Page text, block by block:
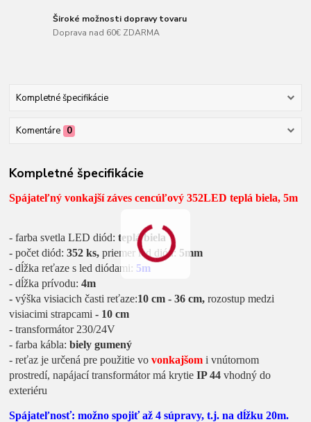
Široké možnosti dopravy tovaru
Doprava nad 60€ ZDARMA
Kompletné špecifikácie
Komentáre 0
Kompletné špecifikácie
Spájateľný vonkajší záves cencúľový 352LED teplá biela, 5m
- farba svetla LED diód:teplá biela
- počet diód:352 ks,priemer led diód: 5mm
- dĺžka reťaze s led diódami: 5m
- dĺžka prívodu:4m
- výška visiacich časti reťaze:10 cm - 36 cm,rozostup medzi
visiacimi strapcami - 10 cm
- transformátor 230/24V
- farba kábla:biely gumený
- reťaz je určená pre použitie vovonkajšom i vnútornom
prostredí, napájací transformátor má krytieIP 44 vhodný do
exteriéru
Spájateľnosť: možno spojiť až 4 súpravy, t.j. na dĺžku 20m.